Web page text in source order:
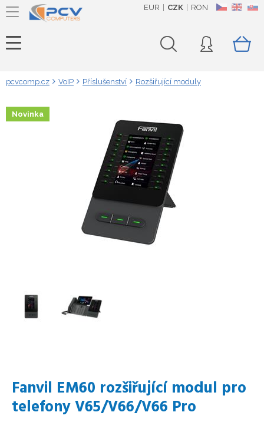
CZ EN SK
EUR CZK RON
pcvcomp.cz VoIP Příslušenství Rozšiřující moduly
Novinka
Fanvil EM60 rozšiřující modul pro
telefony V65/V66/V66 Pro